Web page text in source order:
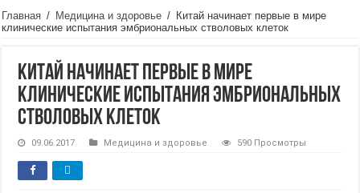
Главная / Медицина и здоровье / Китай начинает первые в мире
клинические испытания эмбриональных стволовых клеток
Китай начинает первые в мире
клинические испытания эмбриональных
стволовых клеток
09.06.2017 Медицина и здоровье 590 Просмотры